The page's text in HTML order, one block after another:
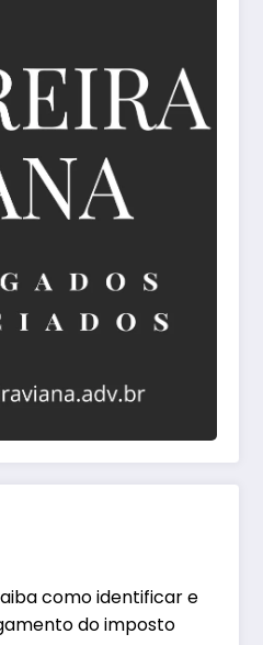
como identificar e
do imposto